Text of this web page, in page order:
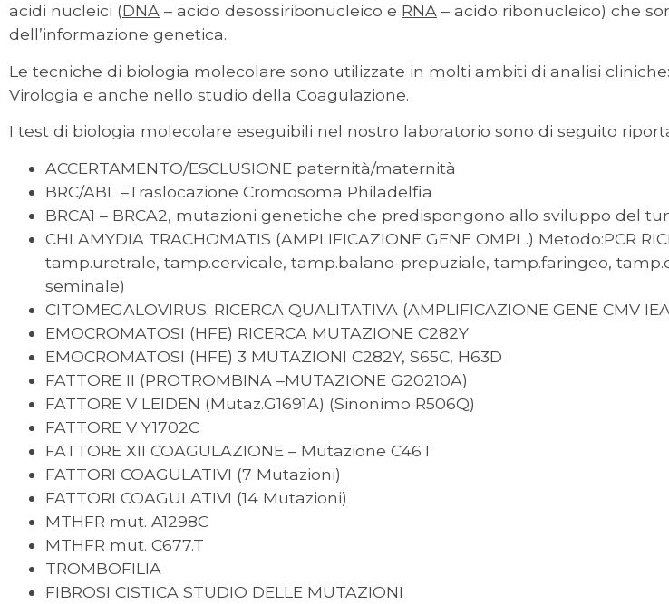
acidi nucleici (DNA – acido desossiribonucleico e RNA – acido ribonucleico) che
dell’informazione genetica.
Le tecniche di biologia molecolare sono utilizzate in molti ambiti di analisi
Virologia e anche nello studio della Coagulazione.
I test di biologia molecolare eseguibili nel nostro laboratorio sono di seguito
ACCERTAMENTO/ESCLUSIONE paternità/maternità
BRC/ABL –Traslocazione Cromosoma Philadelfia
BRCA1 – BRCA2, mutazioni genetiche che predispongono allo sviluppo del
CHLAMYDIA TRACHOMATIS (AMPLIFICAZIONE GENE OMPL.) Metodo:PCR
tamp.uretrale, tamp.cervicale, tamp.balano-prepuziale, tamp.faringeo,
seminale)
CITOMEGALOVIRUS: RICERCA QUALITATIVA (AMPLIFICAZIONE GENE CMV
EMOCROMATOSI (HFE) RICERCA MUTAZIONE C282Y
EMOCROMATOSI (HFE) 3 MUTAZIONI C282Y, S65C, H63D
FATTORE II (PROTROMBINA –MUTAZIONE G20210A)
FATTORE V LEIDEN (Mutaz.G1691A) (Sinonimo R506Q)
FATTORE V Y1702C
FATTORE XII COAGULAZIONE – Mutazione C46T
FATTORI COAGULATIVI (7 Mutazioni)
FATTORI COAGULATIVI (14 Mutazioni)
MTHFR mut. A1298C
MTHFR mut. C677.T
TROMBOFILIA
FIBROSI CISTICA STUDIO DELLE MUTAZIONI